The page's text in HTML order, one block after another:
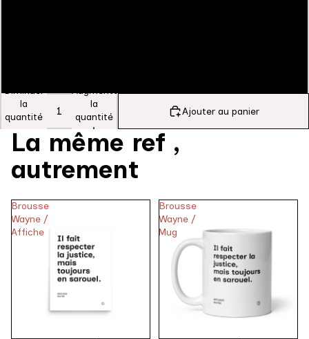
Diminuer
la
quantité
Augmenter
la
quantité
Ajouter au panier
La même ref ,
autrement
Brousse
Wayne /
Affiche
Brousse
Wayne /
Mug